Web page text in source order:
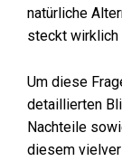
natürliche
steckt wirklich
Um diese
detaillierten
Nachteile
diesem